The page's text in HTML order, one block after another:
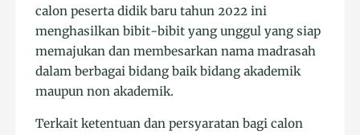
calon peserta didik baru tahun 2022 ini
menghasilkan bibit-bibit yang unggul yang siap
memajukan dan membesarkan nama madrasah
dalam berbagai bidang baik bidang akademik
maupun non akademik.
Terkait ketentuan dan persyaratan bagi calon